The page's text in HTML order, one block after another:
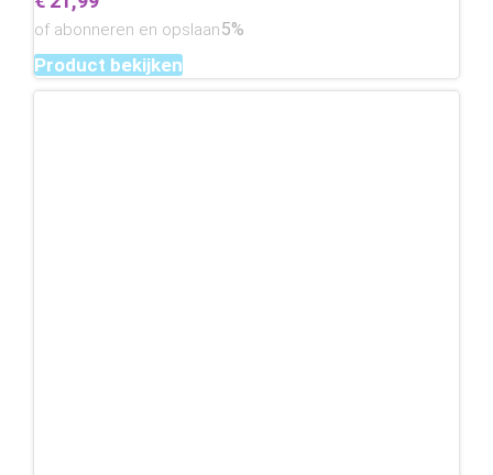
of abonneren en opslaan5%
Product bekijken